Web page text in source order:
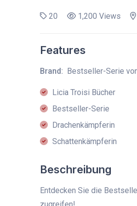
20 1,200 Views
Features
Brand: Bestseller-Serie
Licia Troisi Bücher
Bestseller-Serie
Drachenkämpferin
Schattenkämpferin
Beschreibung
Entdecken Sie die